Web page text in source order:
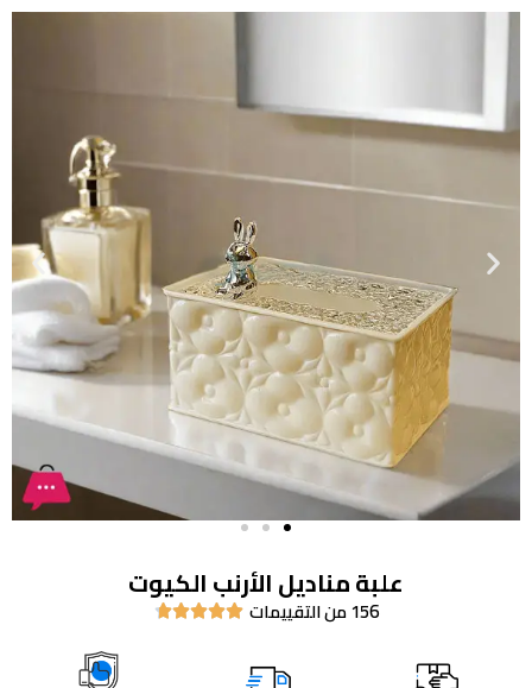
علبة مناديل الأرنب الكيوت
156 من التقييمات 



